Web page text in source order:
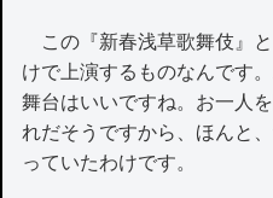
この『新春浅草歌舞伎』
けで上演するものなんです
舞台はいいですね。お一人
れだそうですから、ほんと
っていたわけです。